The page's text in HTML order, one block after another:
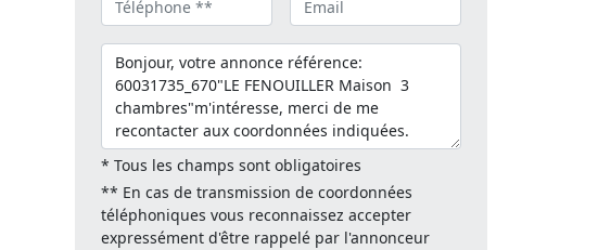
* Tous les champs sont obligatoires
** En cas de transmission de coordonnées
téléphoniques vous reconnaissez accepter
expressément d'être rappelé par l'annonceur